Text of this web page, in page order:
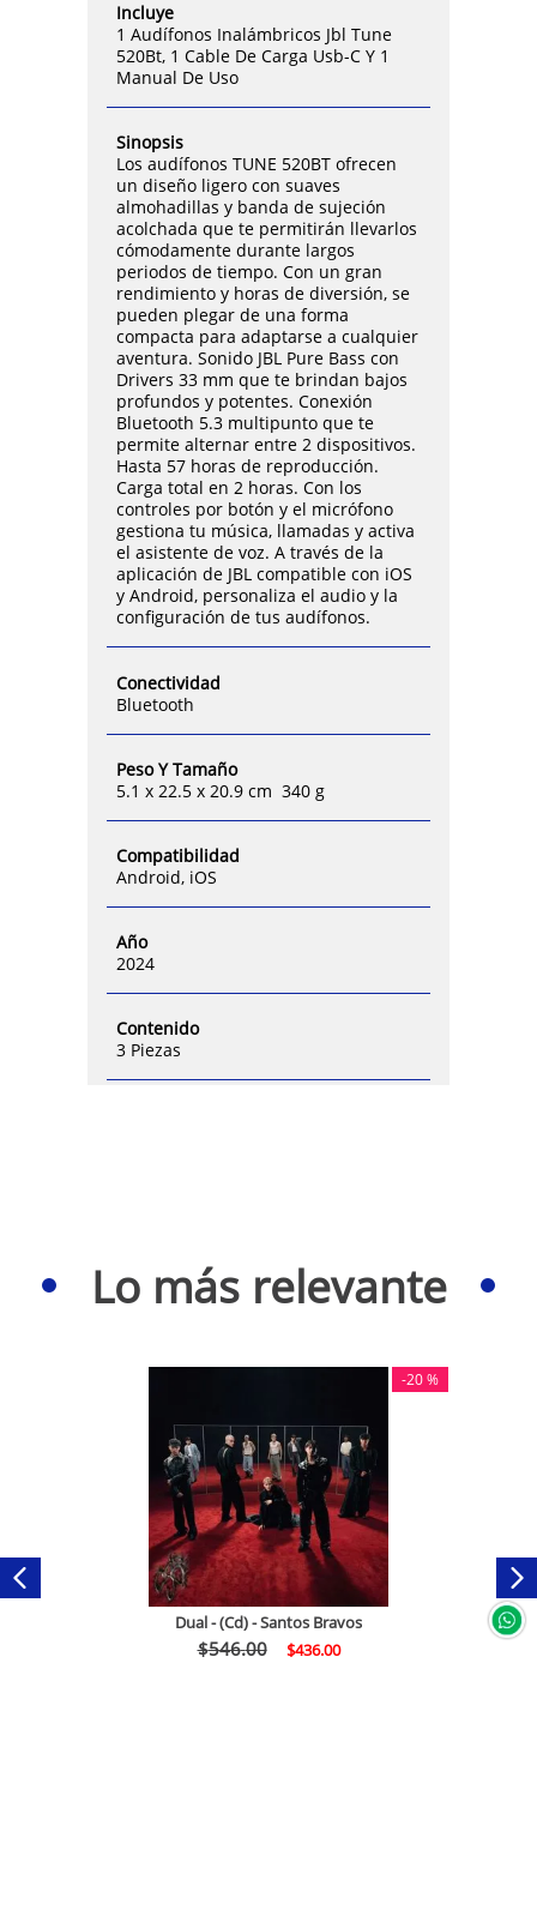
Incluye
1 Audífonos Inalámbricos Jbl Tune
520Bt, 1 Cable De Carga Usb-C Y 1
Manual De Uso
Sinopsis
Los audífonos TUNE 520BT ofrecen
un diseño ligero con suaves
almohadillas y banda de sujeción
acolchada que te permitirán llevarlos
cómodamente durante largos
periodos de tiempo. Con un gran
rendimiento y horas de diversión, se
pueden plegar de una forma
compacta para adaptarse a cualquier
aventura. Sonido JBL Pure Bass con
Drivers 33 mm que te brindan bajos
profundos y potentes. Conexión
Bluetooth 5.3 multipunto que te
permite alternar entre 2 dispositivos.
Hasta 57 horas de reproducción.
Carga total en 2 horas. Con los
controles por botón y el micrófono
gestiona tu música, llamadas y activa
el asistente de voz. A través de la
aplicación de JBL compatible con iOS
y Android, personaliza el audio y la
configuración de tus audífonos.
Conectividad
Bluetooth
Peso Y Tamaño
5.1 x 22.5 x 20.9 cm 340 g
Compatibilidad
Android, iOS
Año
2024
Contenido
3 Piezas
Lo más relevante
-20 %
Dual - (Cd) - Santos Bravos
$546.00 $436.00